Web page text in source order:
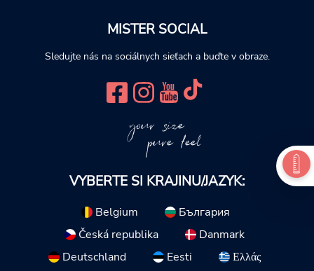
MISTER SOCIAL
Sledujte nás na sociálnych sieťach a buďte v obraze.
your size
pure feel
VYBERTE SI KRAJINU/JAZYK:
Belgium
България
Česká republika
Danmark
Deutschland
Eesti
Ελλάς